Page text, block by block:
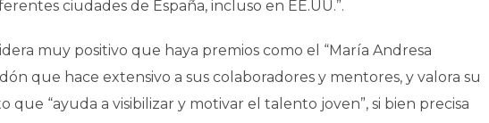
ciudades de España, incluso en EE.UU.”.
muy positivo que haya premios como el “María Andresa
que hace extensivo a sus colaboradores y mentores, y valora su
que “ayuda a visibilizar y motivar el talento joven”, si bien precisa